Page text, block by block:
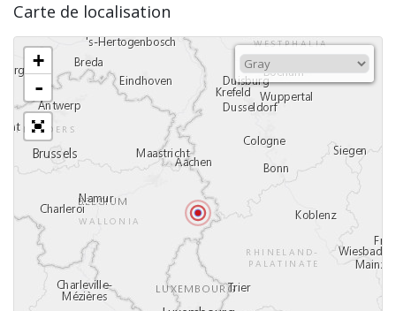
Carte de localisation
+
-